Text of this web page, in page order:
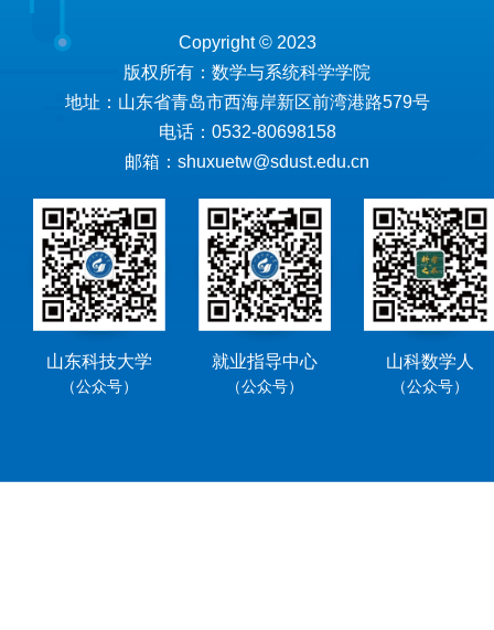
Copyright © 2023
版权所有：数学与系统科学学院
地址：山东省青岛市西海岸新区前湾港路579号
电话：0532-80698158
邮箱：shuxuetw@sdust.edu.cn
山东科技大学
（公众号）
就业指导中心
（公众号）
山科数学人
（公众号）